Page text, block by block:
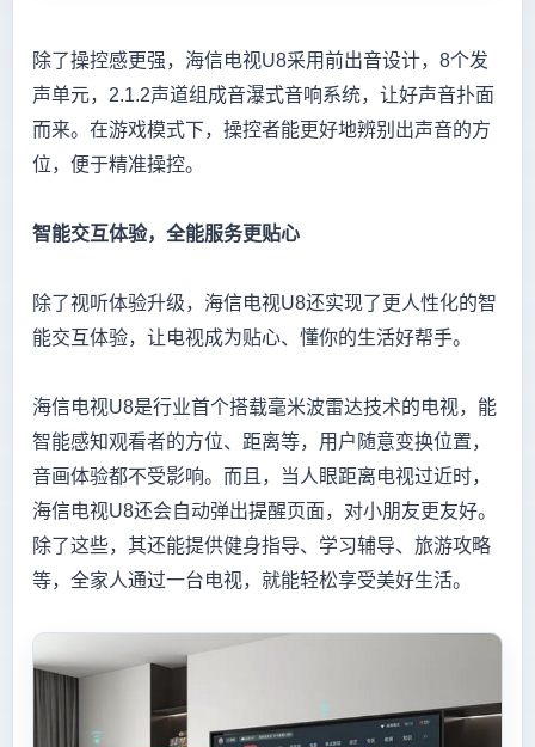
除了操控感更强，海信电视U8采用前出音设计，8个发
声单元，2.1.2声道组成音瀑式音响系统，让好声音扑面
而来。在游戏模式下，操控者能更好地辨别出声音的方
位，便于精准操控。
智能交互体验，全能服务更贴心
除了视听体验升级，海信电视U8还实现了更人性化的智
能交互体验，让电视成为贴心、懂你的生活好帮手。
海信电视U8是行业首个搭载毫米波雷达技术的电视，能
智能感知观看者的方位、距离等，用户随意变换位置，
音画体验都不受影响。而且，当人眼距离电视过近时，
海信电视U8还会自动弹出提醒页面，对小朋友更友好。
除了这些，其还能提供健身指导、学习辅导、旅游攻略
等，全家人通过一台电视，就能轻松享受美好生活。